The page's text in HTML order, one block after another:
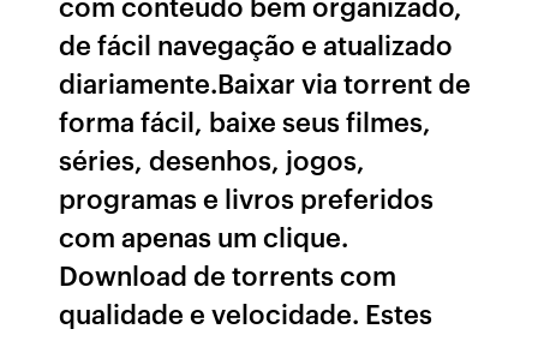
de fácil navegação e atualizado
diariamente.Baixar via torrent de
forma fácil, baixe seus filmes,
séries, desenhos, jogos,
programas e livros preferidos
com apenas um clique.
Download de torrents com
qualidade e velocidade. Estes